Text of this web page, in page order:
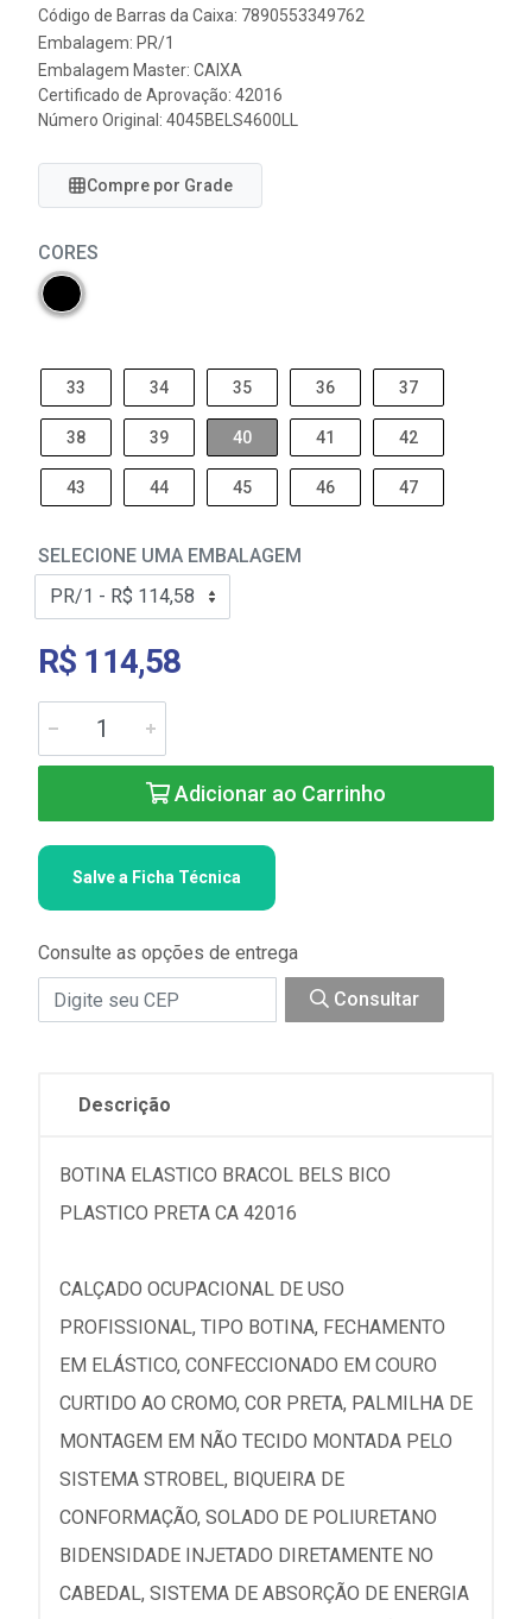
Código de Barras da Caixa: 7890553349762
Embalagem: PR/1
Embalagem Master: CAIXA
Certificado de Aprovação: 42016
Número Original: 4045BELS4600LL
Compre por Grade
CORES
33 34 35 36 37
38 39 40 41 42
43 44 45 46 47
SELECIONE UMA EMBALAGEM
R$ 114,58
Adicionar ao Carrinho
Salve a Ficha Técnica
Consulte as opções de entrega
Consultar
Descrição
BOTINA ELASTICO BRACOL BELS BICO
PLASTICO PRETA CA 42016
CALÇADO OCUPACIONAL DE USO
PROFISSIONAL, TIPO BOTINA, FECHAMENTO
EM ELÁSTICO, CONFECCIONADO EM COURO
CURTIDO AO CROMO, COR PRETA, PALMILHA DE
MONTAGEM EM NÃO TECIDO MONTADA PELO
SISTEMA STROBEL, BIQUEIRA DE
CONFORMAÇÃO, SOLADO DE POLIURETANO
BIDENSIDADE INJETADO DIRETAMENTE NO
CABEDAL, SISTEMA DE ABSORÇÃO DE ENERGIA